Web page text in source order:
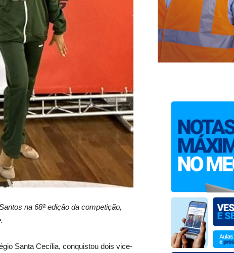
na 68ª edição da competição,
Santa Cecília, conquistou dois vice-